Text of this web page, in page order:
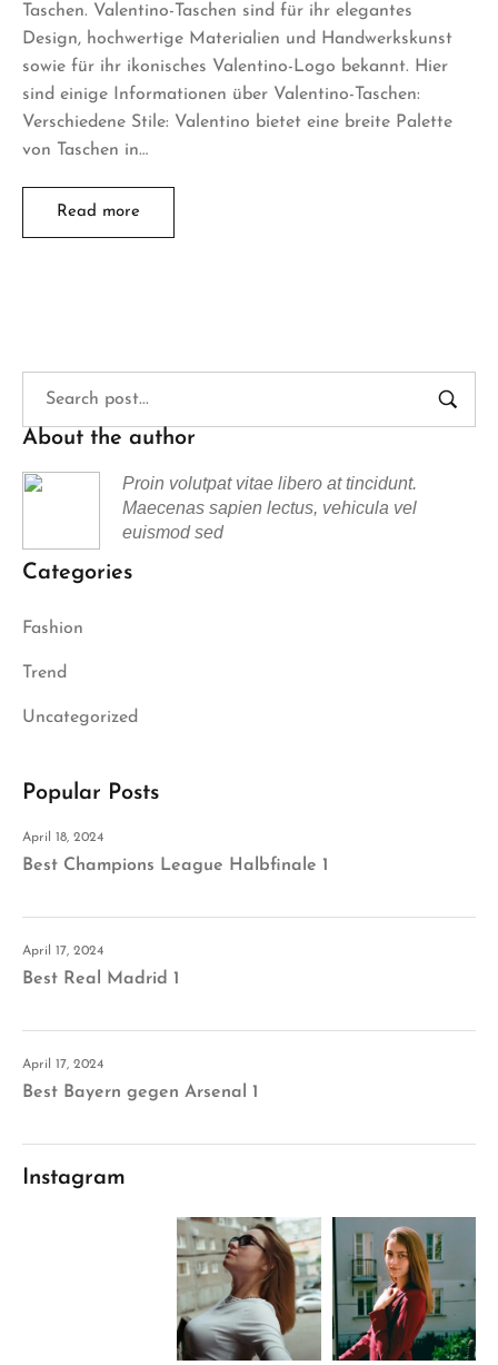
Taschen. Valentino-Taschen sind für ihr elegantes
Design, hochwertige Materialien und Handwerkskunst
sowie für ihr ikonisches Valentino-Logo bekannt. Hier
sind einige Informationen über Valentino-Taschen:
Verschiedene Stile: Valentino bietet eine breite Palette
von Taschen in…
Read more
About the author
Proin volutpat vitae libero at tincidunt.
Maecenas sapien lectus, vehicula vel
euismod sed
Categories
Fashion
Trend
Uncategorized
Popular Posts
April 18, 2024
Best Champions League Halbfinale 1
April 17, 2024
Best Real Madrid 1
April 17, 2024
Best Bayern gegen Arsenal 1
Instagram